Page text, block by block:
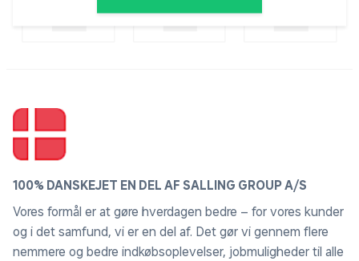
100% DANSKEJET EN DEL AF SALLING GROUP A/S
Vores formål er at gøre hverdagen bedre – for vores kunder
og i det samfund, vi er en del af. Det gør vi gennem flere
nemmere og bedre indkøbsoplevelser, jobmuligheder til alle